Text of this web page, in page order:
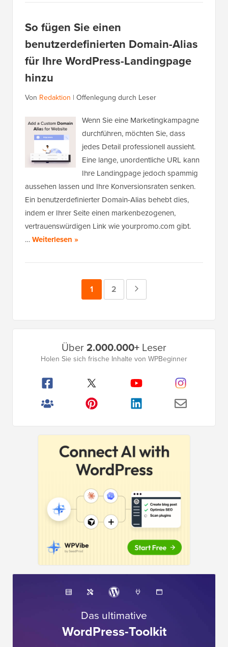
So fügen Sie einen
benutzerdefinierten Domain-Alias
für Ihre WordPress-Landingpage
hinzu
Von Redaktion | Offenlegung durch Leser
Wenn Sie eine Marketingkampagne
durchführen, möchten Sie, dass
jedes Detail professionell aussieht.
Eine lange, unordentliche URL kann
Ihre Landingpage jedoch spammig
aussehen lassen und Ihre Konversionsraten senken.
Ein benutzerdefinierter Domain-Alias behebt dies,
indem er Ihrer Seite einen markenbezogenen,
vertrauenswürdigen Link wie yourpromo.com gibt.
…Weiterlesen »
Seite
1 Seite
2
Seitenleistenmenü
Über2.000.000+ Leser
Holen Sie sich frische Inhalte von WPBeginner
Das ultimative
WordPress-Toolkit